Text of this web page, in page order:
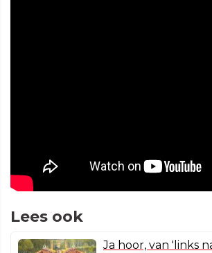
Lees ook
Ja hoor, van 'links